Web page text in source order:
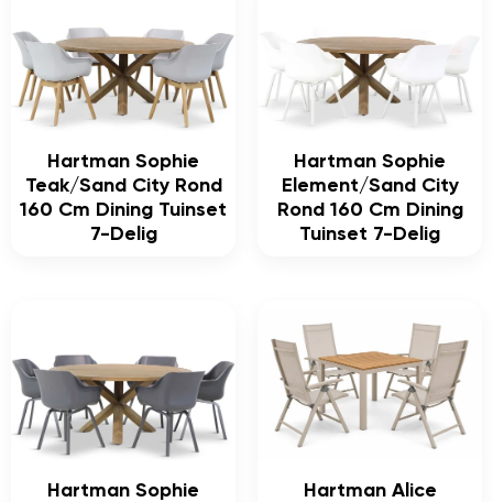
Hartman Sophie
Teak/Sand City Rond
160 Cm Dining Tuinset
7-Delig
Hartman Sophie
Element/Sand City
Rond 160 Cm Dining
Tuinset 7-Delig
Hartman Sophie
Hartman Alice